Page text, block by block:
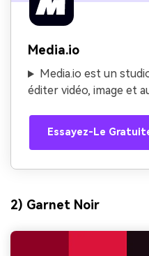
Media.io
Media.io est un
éditer vidéo, image et
Essayez-Le
2) Garnet Noir